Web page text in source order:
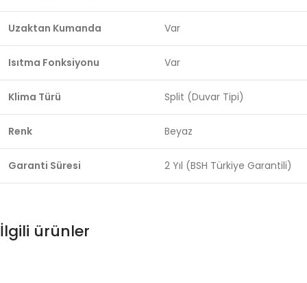
Uzaktan Kumanda Var
Isıtma Fonksiyonu Var
Klima Türü Split (Duvar Tipi)
Renk Beyaz
Garanti Süresi 2 Yıl (BSH Türkiye Garantili)
İlgili ürünler